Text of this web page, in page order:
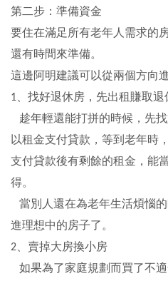
第二步：準備資金
要住在滿足所有老年人需求的
還有時間來準備。
這邊阿明建議可以從兩個方向
1、找好退休房，先出租賺取退
趁年輕還能打拼的時候，先
以租金支付貸款，等到老年時
支付貸款後有剩餘的租金，能
得。
當別人還在為老年生活煩惱
進理想中的房子了。
2、賣掉大房換小房
如果為了家庭規劃而買了不